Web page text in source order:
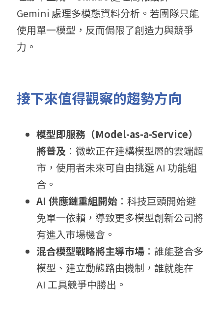
Gemini 處理多模態資料分析。若團隊只能
使用單一模型，反而侷限了創造力與競爭
力。
接下來值得觀察的趨勢方向
模型即服務（Model-as-a-Service）
將普及 ：微軟正在建構模型層的雲端超
市，使用者未來可自由挑選 AI 功能組
合。
AI 供應鏈重組開始 ：科技巨頭開始避
免單一依賴，導致更多模型創新公司將
有進入市場機會。
混合模型戰略將主導市場 ：誰能整合多
模型、建立動態路由機制，誰就能在
AI 工具競爭中勝出。